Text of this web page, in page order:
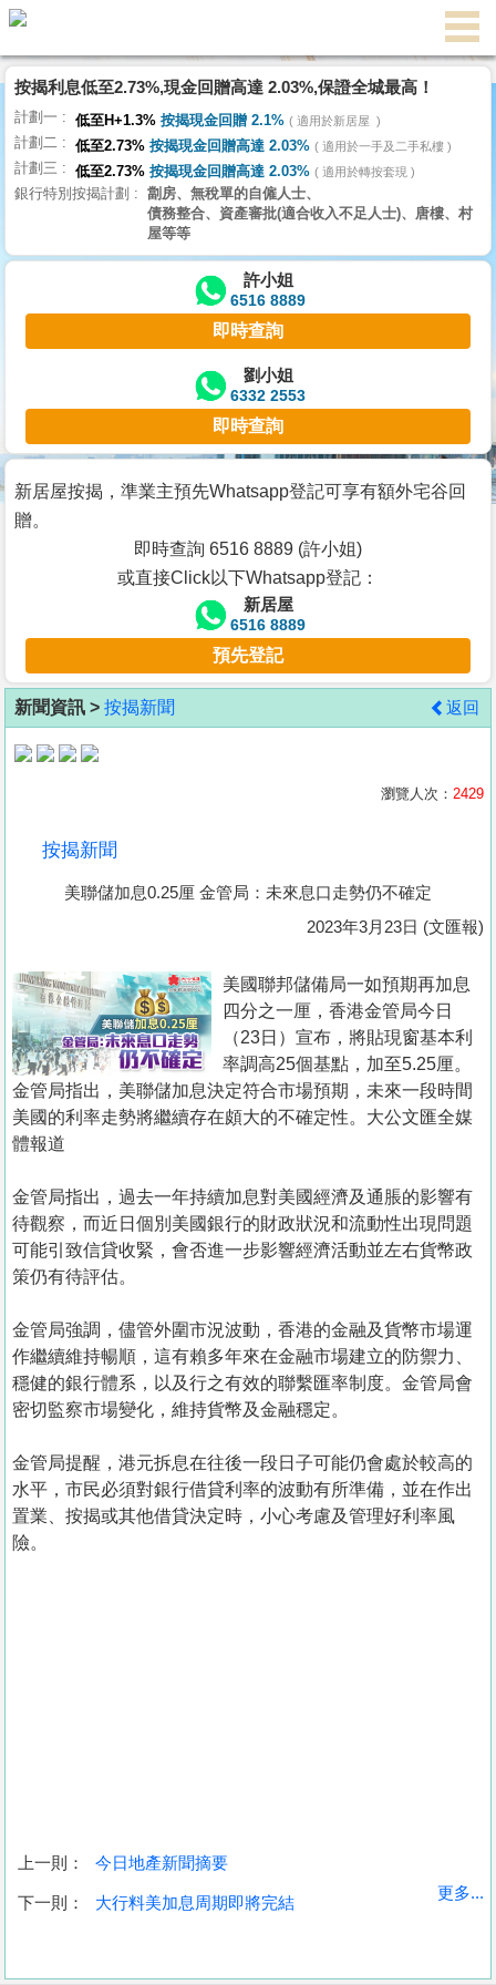
理
主
頁
搵
樓/
交
業
主
宅
谷
按
客
地
產
置
業
手
冊
關
我
們
收
盤
按揭利息低至2.73%,現金回贈高達 2.03%,保證全城最高！
計劃一 低至H+1.3% 按揭現金回贈 2.1% 適用於新居屋
計劃二 低至2.73% 按揭現金回贈高達 2.03% 適用於一手及二手私樓
計劃三 低至2.73% 按揭現金回贈高達 2.03% 適用於轉按套現
銀行特別按揭計劃
劏房、無稅單的自僱人士、
債務整合、資產審批(適合收入不足人士)、唐樓、村
屋等等
許小姐
6516 8889
即時查詢
劉小姐
6332 2553
即時查詢
新居屋按揭，準業主預先Whatsapp登記可享有額外宅谷回
贈。
即時查詢 6516 8889 (許小姐)
或直接Click以下Whatsapp登記：
新居屋
6516 8889
預先登記
新聞資訊 > 按揭新聞 返回
瀏覽人次： 2429
按揭新聞
美聯儲加息0.25厘 金管局：未來息口走勢仍不確定
2023年3月23日 (文匯報)
美國聯邦儲備局一如預期再加息
四分之一厘，香港金管局今日
（23日）宣布，將貼現窗基本利
率調高25個基點，加至5.25厘。
金管局指出，美聯儲加息決定符合市場預期，未來一段時間
美國的利率走勢將繼續存在頗大的不確定性。大公文匯全媒
體報道
金管局指出，過去一年持續加息對美國經濟及通脹的影響有
待觀察，而近日個別美國銀行的財政狀況和流動性出現問題
可能引致信貸收緊，會否進一步影響經濟活動並左右貨幣政
策仍有待評估。
金管局強調，儘管外圍市況波動，香港的金融及貨幣市場運
作繼續維持暢順，這有賴多年來在金融市場建立的防禦力、
穩健的銀行體系，以及行之有效的聯繫匯率制度。金管局會
密切監察市場變化，維持貨幣及金融穩定。
金管局提醒，港元拆息在往後一段日子可能仍會處於較高的
水平，市民必須對銀行借貸利率的波動有所準備，並在作出
置業、按揭或其他借貸決定時，小心考慮及管理好利率風
險。
上一則： 今日地產新聞摘要
下一則： 大行料美加息周期即將完結
更多...